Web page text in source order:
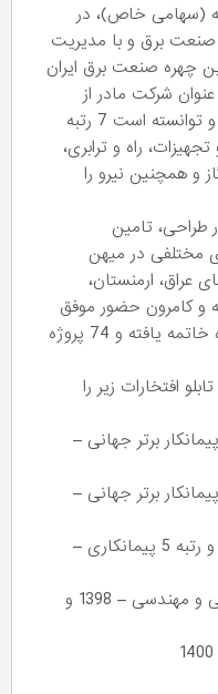
(سهامی خاص)، در
صنعت برق و با مدیریت
چهره صنعت برق ایران
شرکت مادر از
هلدینگ بین المللی بلواندپی است و توانسته است 7 رتبه
راه و ترابری،
و همچنین نیرو را
تا کنون، در طراحی، تامین
مختلفی در میهن
عراق، ارمنستان،
و کامرون حضور موفق
داشته و در کارنامه خود، 867 پروژه‌ خاتمه یافته و 74 پروژه
افتخارات زیر را
• کسب رتبه 123 ENR در بین 250 پیمانکار برتر جهانی –
• کسب رتبه 153 ENR در بین 250 پیمانکار برتر جهانی –
• کسب رتبه 153 از 500 شرکت برتر و رتبه 5 پیمانکاری –
• صادرکننده نمونه ملی خدمات فنی و مهندسی – 1398 و